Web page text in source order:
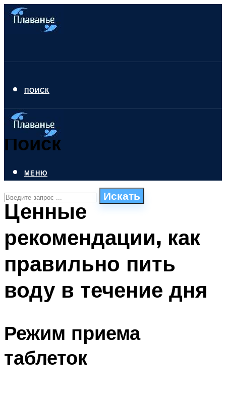
ПОИСК
Поиск
Искать
ПЛАВАНЬЕ ДЛЯ ДЕТЕЙ
БАССЕЙН ДЛЯ ДОМА
МЕНЮ
Ценные
рекомендации, как
правильно пить
воду в течение дня
Режим приема
таблеток